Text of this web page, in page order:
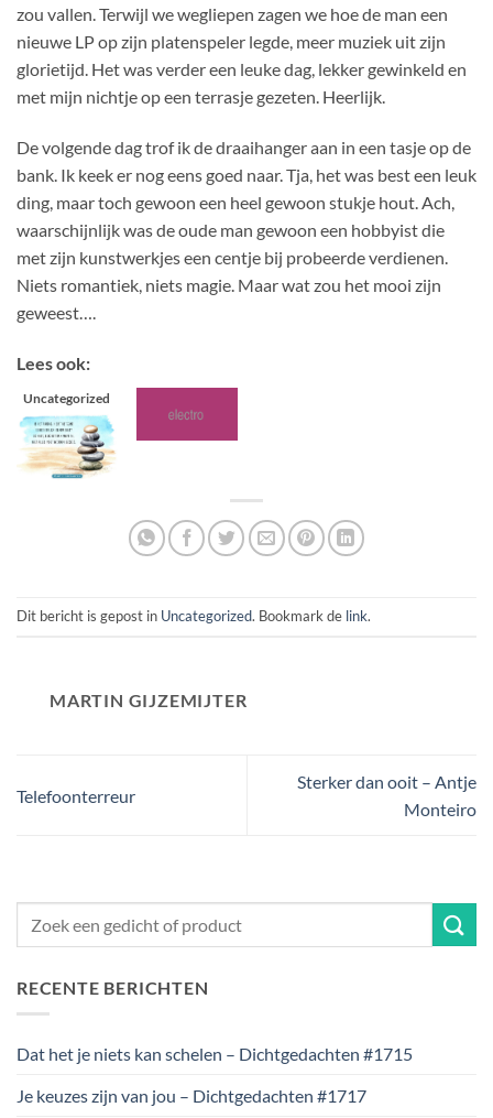
zou vallen. Terwijl we wegliepen zagen we hoe de man een
nieuwe LP op zijn platenspeler legde, meer muziek uit zijn
glorietijd. Het was verder een leuke dag, lekker gewinkeld en
met mijn nichtje op een terrasje gezeten. Heerlijk.
De volgende dag trof ik de draaihanger aan in een tasje op de
bank. Ik keek er nog eens goed naar. Tja, het was best een leuk
ding, maar toch gewoon een heel gewoon stukje hout. Ach,
waarschijnlijk was de oude man gewoon een hobbyist die
met zijn kunstwerkjes een centje bij probeerde verdienen.
Niets romantiek, niets magie. Maar wat zou het mooi zijn
geweest….
Lees ook:
Uncategorized
Dit bericht is gepost in Uncategorized. Bookmark de link.
MARTIN GIJZEMIJTER
Telefoonterreur
Sterker dan ooit – Antje
Monteiro
RECENTE BERICHTEN
Dat het je niets kan schelen – Dichtgedachten #1715
Je keuzes zijn van jou – Dichtgedachten #1717